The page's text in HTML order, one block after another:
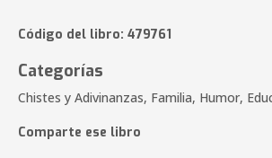
Código del libro: 479761
Categorías
Chistes y Adivinanzas, Familia, Humor,
Comparte ese libro